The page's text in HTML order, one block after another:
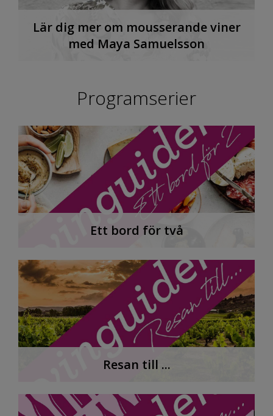
Lär dig mer om mousserande viner
med Maya Samuelsson
Programserier
Ett bord för två
Resan till ...